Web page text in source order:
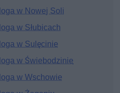
w Nowej Soli
w Słubicach
w Sulęcinie
w Świebodzinie
w Wschowie